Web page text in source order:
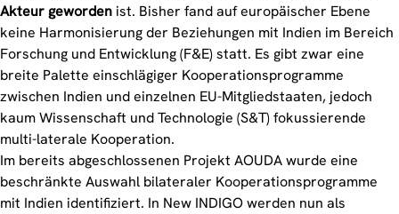
Akteur geworden ist. Bisher fand auf europäischer Ebene
keine Harmonisierung der Beziehungen mit Indien im Bereich
Forschung und Entwicklung (F&E) statt. Es gibt zwar eine
breite Palette einschlägiger Kooperationsprogramme
zwischen Indien und einzelnen EU-Mitgliedstaaten, jedoch
kaum Wissenschaft und Technologie (S&T) fokussierende
multi-laterale Kooperation.
Im bereits abgeschlossenen Projekt AOUDA wurde eine
beschränkte Auswahl bilateraler Kooperationsprogramme
mit Indien identifiziert. In New INDIGO werden nun als